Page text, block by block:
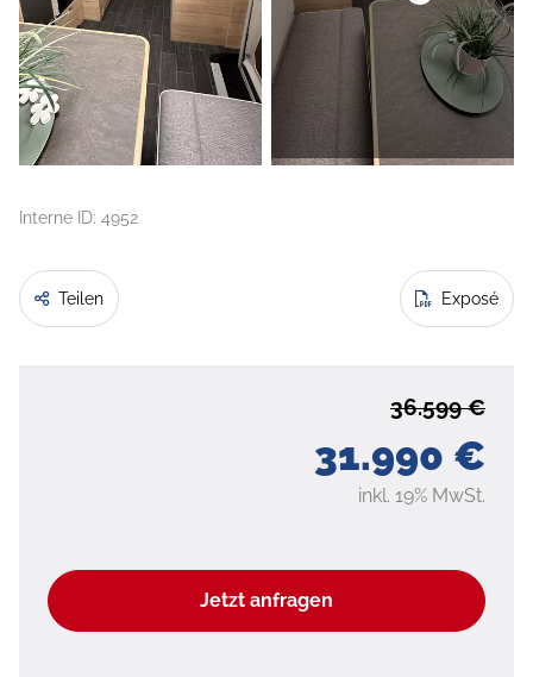
Interne ID: 4952
Teilen Exposé
31.990 €
36.599 €
inkl. 19% MwSt.
Jetzt anfragen